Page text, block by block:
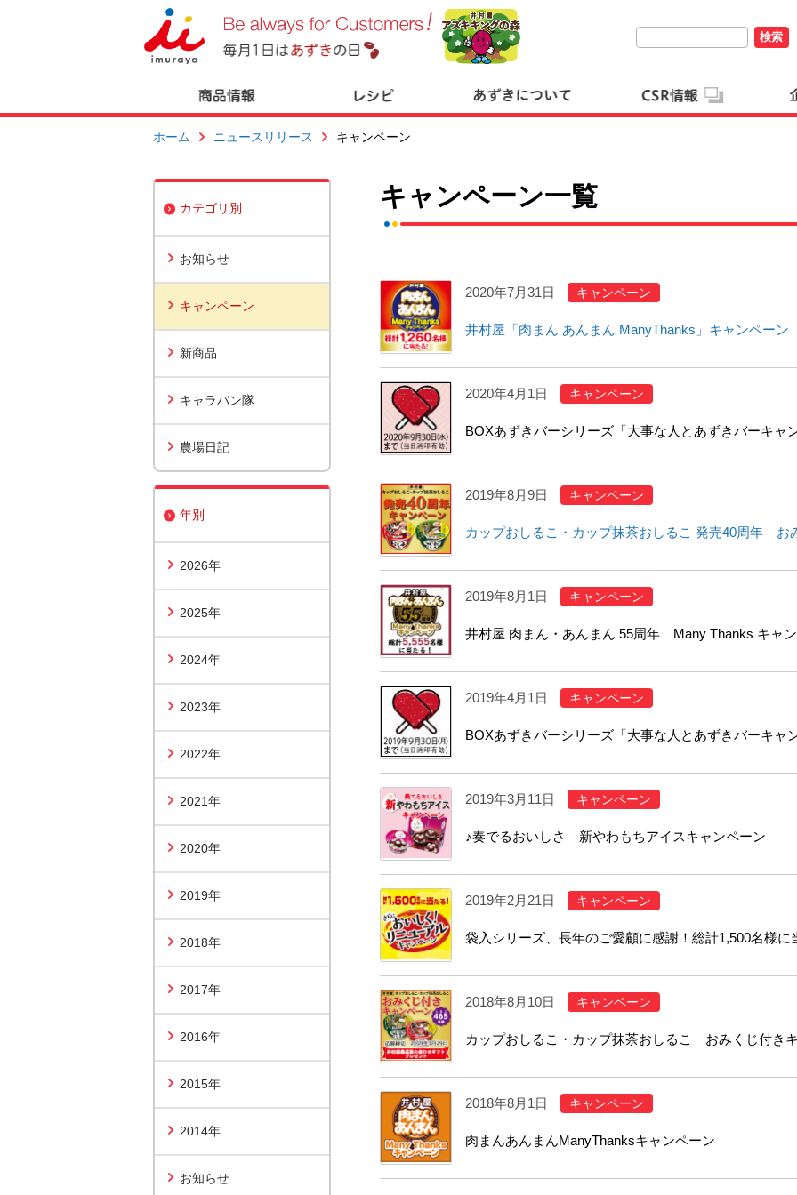
検索
ホーム ニュースリリース キャンペーン
カテゴリ別
お知らせ
キャンペーン
新商品
キャラバン隊
農場日記
年別
2026年
2025年
2024年
2023年
2022年
2021年
2020年
2019年
2018年
2017年
2016年
2015年
2014年
お知らせ
キャンペーン一覧
2020年7月31日 キャンペーン
井村屋「肉まん あんまん ManyThanks」キャンペーン
2020年4月1日 キャンペーン
BOXあずきバーシリーズ「大事な人とあずきバーキャ
2019年8月9日 キャンペーン
カップおしるこ・カップ抹茶おしるこ 発売40周年 お
2019年8月1日 キャンペーン
井村屋 肉まん・あんまん 55周年 Many Thanks キャ
2019年4月1日 キャンペーン
BOXあずきバーシリーズ「大事な人とあずきバーキャ
2019年3月11日 キャンペーン
♪奏でるおいしさ 新やわもちアイスキャンペーン
2019年2月21日 キャンペーン
袋入シリーズ、長年のご愛顧に感謝！総計1,500名様
2018年8月10日 キャンペーン
カップおしるこ・カップ抹茶おしるこ おみくじ付き
2018年8月1日 キャンペーン
肉まんあんまんManyThanksキャンペーン